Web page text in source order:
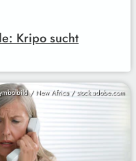
Kripo sucht
/ New Africa / stock.adobe.com